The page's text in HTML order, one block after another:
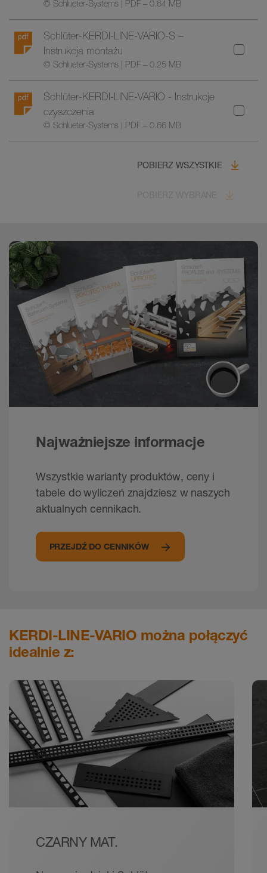
© Schlueter-Systems | PDF – 0.64 MB
Schlüter-KERDI-LINE-VARIO-S –
Instrukcja montażu
© Schlueter-Systems | PDF – 0.25 MB
Schlüter-KERDI-LINE-VARIO - Instrukcje
czyszczenia
© Schlueter-Systems | PDF – 0.66 MB
POBIERZ WSZYSTKIE
Najważniejsze informacje
Wszystkie warianty produktów, ceny i
tabele do wyliczeń znajdziesz w naszych
aktualnych cennikach.
PRZEJDŹ DO CENNIKÓW
KERDI-LINE-VARIO można połączyć
idealnie z:
CZARNY MAT.